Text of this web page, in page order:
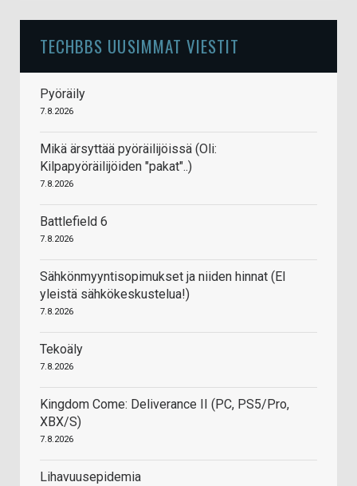
TECHBBS UUSIMMAT VIESTIT
Pyöräily
7.8.2026
Mikä ärsyttää pyöräilijöissä (Oli:
Kilpapyöräilijöiden "pakat"..)
7.8.2026
Battlefield 6
7.8.2026
Sähkönmyyntisopimukset ja niiden hinnat (EI
yleistä sähkökeskustelua!)
7.8.2026
Tekoäly
7.8.2026
Kingdom Come: Deliverance II (PC, PS5/Pro,
XBX/S)
7.8.2026
Lihavuusepidemia